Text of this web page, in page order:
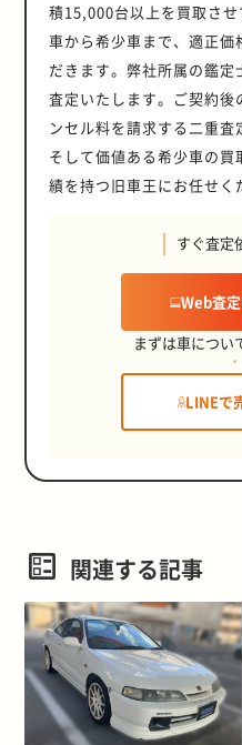
積15,000台以上を買取さ
車から希少車まで、適正
だきます。弊社所属の鑑
査定いたします。ご契約後
ンセル料を請求する二重
そして価値ある希少車の
績を持つ旧車王にお任せく
すぐ査定
Web査
まずは車につい
LINEで
関連する記事